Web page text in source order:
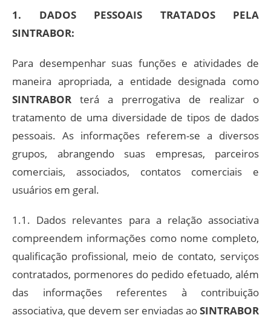
1. DADOS PESSOAIS TRATADOS PELA
SINTRABOR:
Para desempenhar suas funções e atividades de
maneira apropriada, a entidade designada como
SINTRABOR terá a prerrogativa de realizar o
tratamento de uma diversidade de tipos de dados
pessoais. As informações referem-se a diversos
grupos, abrangendo suas empresas, parceiros
comerciais, associados, contatos comerciais e
usuários em geral.
1.1. Dados relevantes para a relação associativa
compreendem informações como nome completo,
qualificação profissional, meio de contato, serviços
contratados, pormenores do pedido efetuado, além
das informações referentes à contribuição
associativa, que devem ser enviadas aoSINTRABOR